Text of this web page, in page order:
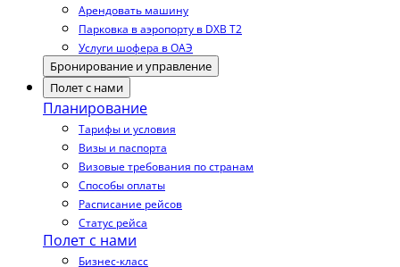
Арендовать машину
Парковка в аэропорту в DXB T2
Услуги шофера в ОАЭ
Бронирование и управление
Полет с нами
Планирование
Тарифы и условия
Визы и паспорта
Визовые требования по странам
Способы оплаты
Расписание рейсов
Статус рейса
Полет с нами
Бизнес-класс